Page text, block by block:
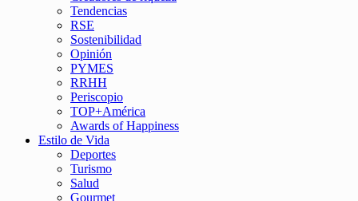
Tendencias
RSE
Sostenibilidad
Opinión
PYMES
RRHH
Periscopio
TOP+América
Awards of Happiness
Estilo de Vida
Deportes
Turismo
Salud
Gourmet